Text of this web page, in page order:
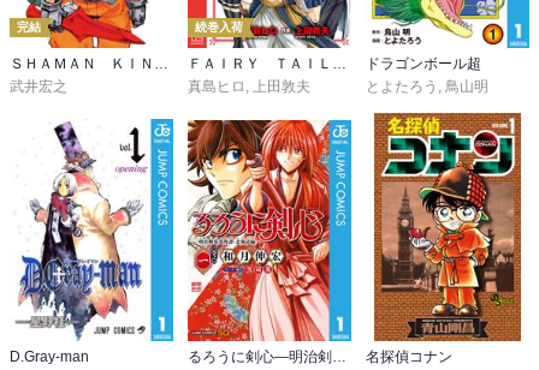
完結
ＳＨＡＭＡＮ ＫＩＮＧ ＴＨＥ ＳＵＰＥＲ ＳＴＡＲ
武井宏之
続巻入荷
ＦＡＩＲＹ ＴＡＩＬ １００ ＹＥＡＲＳ ＱＵＥＳＴ
真島ヒロ , 上田敦夫
ドラゴンボール超
とよたろう , 鳥山明
D.Gray-man
るろうに剣心―明治剣客浪漫譚・北海道編―
名探偵コナン